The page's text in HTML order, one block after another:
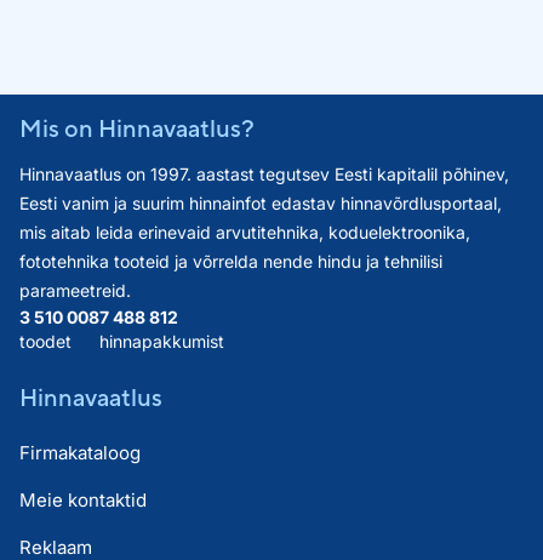
Mis on Hinnavaatlus?
Hinnavaatlus on 1997. aastast tegutsev Eesti kapitalil põhinev,
Eesti vanim ja suurim hinnainfot edastav hinnavõrdlusportaal,
mis aitab leida erinevaid arvutitehnika, koduelektroonika,
fototehnika tooteid ja võrrelda nende hindu ja tehnilisi
parameetreid.
3 510 008
toodet
7 488 812
hinnapakkumist
Hinnavaatlus
Firmakataloog
Meie kontaktid
Reklaam